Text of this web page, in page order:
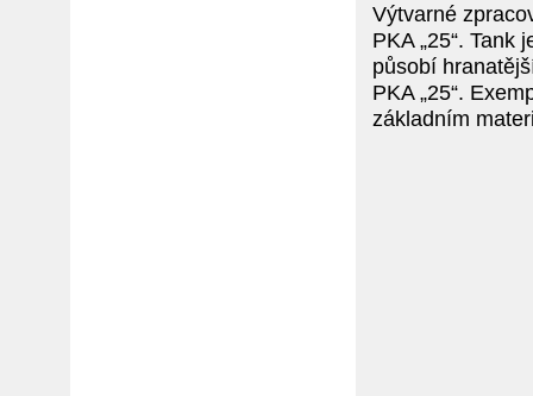
Výtvarné
PKA „25“.
působí
PKA „25“.
základním